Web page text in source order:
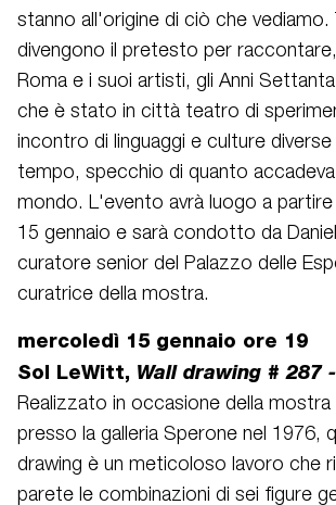
stanno all'origine di ciò che vediamo.
divengono il pretesto per
Roma e i suoi artisti, gli Anni
che è stato in città teatro di
incontro di linguaggi e culture
tempo, specchio di quanto accadeva
mondo. L'evento avrà luogo a
15 gennaio e sarà condotto da
curatore senior del Palazzo delle
curatrice della mostra.
mercoledì 15 gennaio ore 19
Sol LeWitt, Wall drawing # 287
Realizzato in occasione della
presso la galleria Sperone nel 1976,
drawing è un meticoloso lavoro che
parete le combinazioni di sei figure